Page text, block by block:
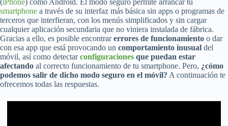
(iPhone) como Android. El modo seguro permite arrancar tu
smartphone a través de su interfaz más básica sin apps o programas de
terceros que interfieran, con los menús simplificados y sin cargar
cualquier aplicación secundaria que no viniera instalada de fábrica.
Gracias a ello, es posible encontrarerrores de funcionamiento o dar
con esa app que está provocando un comportamiento inusual del
móvil, así como detectarconfiguraciones que puedan estar
afectando al correcto funcionamiento de tu smartphone. Pero, ¿cómo
podemos salir de dicho modo seguro en el móvil? A continuación te
ofrecemos todas las respuestas.